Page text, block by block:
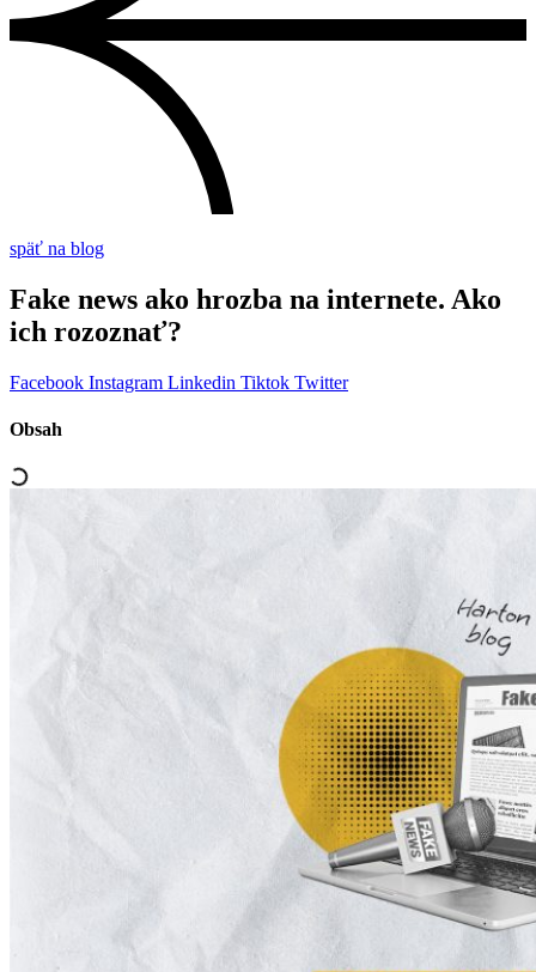
späť na blog
Fake news ako hrozba na internete. Ako
ich rozoznať?
Facebook Instagram Linkedin Tiktok Twitter
Obsah